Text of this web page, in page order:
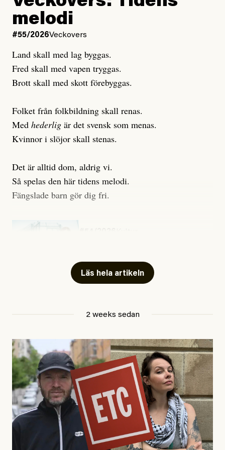
Publicerad6 August, 2026
Uppdaterad7 August, 2026
Publicerad3 August, 2026
Uppdaterad3 August, 2026
melodi
#55/2026Veckovers
Land skall med lag byggas.
Fred skall med vapen tryggas.
Brott skall med skott förebyggas.
Folket från folkbildning skall renas.
Med hederlig är det svensk som menas.
Kvinnor i slöjor skall stenas.
Det är alltid dom, aldrig vi.
Så spelas den här tidens melodi.
Fängslade barn gör dig fri.
Läs hela artikeln
2 weeks sedan